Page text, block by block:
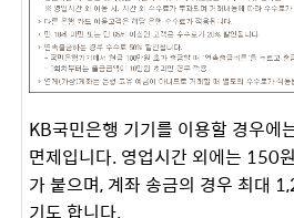
KB국민은행 기기를 이용할 경우에
면제입니다. 영업시간 외에는 150
가 붙으며, 계좌 송금의 경우 최대
기도 합니다.